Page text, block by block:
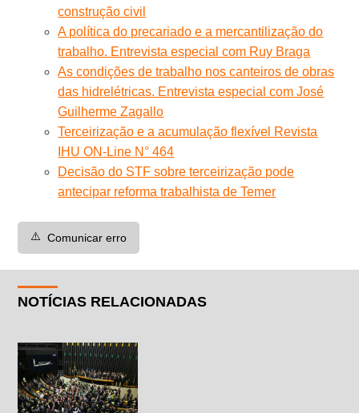
construção civil
A política do precariado e a mercantilização do
trabalho. Entrevista especial com Ruy Braga
As condições de trabalho nos canteiros de obras
das hidrelétricas. Entrevista especial com José
Guilherme Zagallo
Terceirização e a acumulação flexível Revista
IHU ON-Line N° 464
Decisão do STF sobre terceirização pode
antecipar reforma trabalhista de Temer
⚠️ Comunicar erro
NOTÍCIAS RELACIONADAS